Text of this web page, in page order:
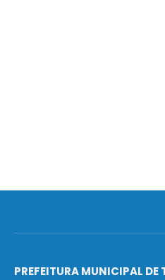
PREFEITURA MUNICIPAL DE